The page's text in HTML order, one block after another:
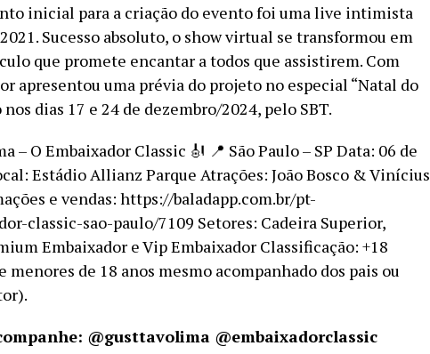
inicial para a criação do evento foi uma live intimista
Sucesso absoluto, o show virtual se transformou em
que promete encantar a todos que assistirem. Com
apresentou uma prévia do projeto no especial “Natal do
dias 17 e 24 de dezembro/2024, pelo SBT.
– O Embaixador Classic 🎻 📍 São Paulo – SP Data: 06 de
Estádio Allianz Parque Atrações: João Bosco & Vinícius
e vendas: https://baladapp.com.br/pt-
classic-sao-paulo/7109 Setores: Cadeira Superior,
Embaixador e Vip Embaixador Classificação: +18
menores de 18 anos mesmo acompanhado dos pais ou
@gusttavolima @embaixadorclassic